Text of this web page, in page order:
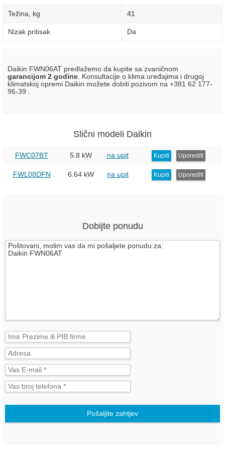
Težina, kg 41
Nizak pritisak Da
Daikin FWN06AT predlažemo da kupite sa zvaničnom
garancijom 2 godine. Konsultacije o klima uređajima i drugoj
klimatskoj opremi Daikin možete dobiti pozivom na +381 62 177-
96-39 .
Slični modeli Daikin
FWC07BT 5.8 kW na upit Kupiti Uporediti
FWL08DFN 6.64 kW na upit Kupiti Uporediti
Dobijte ponudu
Pošaljite zahtjev